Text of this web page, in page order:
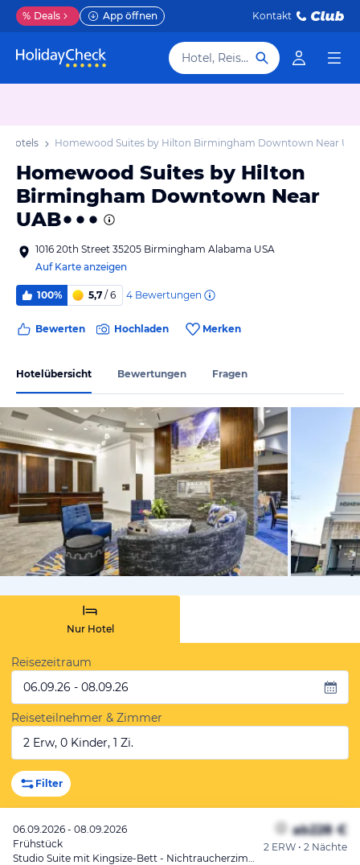
% Deals App öffnen Kontakt
Hotel, Reiseziel
Hotels Homewood Suites by Hilton Birmingham Downtown Near
Homewood Suites by Hilton
Birmingham Downtown Near
UAB
1016 20th Street 35205 Birmingham Alabama USA
Auf Karte anzeigen
100% 5,7 / 6 4 Bewertungen
Bewerten Hochladen Merken
Hotelübersicht Bewertungen Fragen
von
Nur Hotel
Reisezeitraum
06.09.26 - 08.09.26
Reiseteilnehmer & Zimmer
2 Erw, 0 Kinder, 1 Zi.
Filter
06.09.2026 - 08.09.2026
Frühstück
Studio Suite mit Kingsize-Bett - Nichtraucherzimmer
ab228 €
2 ERW • 2 Nächte